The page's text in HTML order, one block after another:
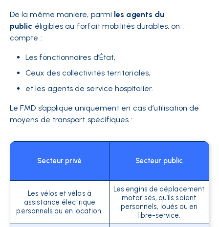
De la même manière, parmi les agents du
public éligibles au forfait mobilités durables, on
compte :
Les fonctionnaires d’État,
Ceux des collectivités territoriales,
et les agents de service hospitalier.
Le FMD s’applique uniquement en cas d’utilisation de
moyens de transport spécifiques :
Secteur privé Secteur public
Les vélos et vélos à
assistance électrique
personnels ou en location.
Les engins de déplacement
motorisés, qu’ils soient
personnels, loués ou en
libre-service.